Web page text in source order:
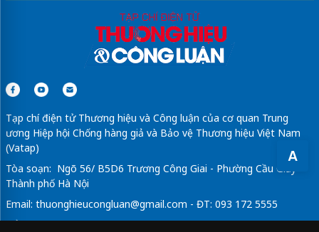
A
Tạp chí điện tử Thương hiệu và Công luận của cơ quan Trung
ương Hiệp hội Chống hàng giả và Bảo vệ Thương hiệu Việt Nam
(Vatap)
Tòa soạn: Ngõ 56/ B5D6 Trương Công Giai - Phường Cầu Giấy -
Thành phố Hà Nội
Email: thuonghieucongluan@gmail.com - ĐT: 093 172 5555
Tổng Biên Tập: Vũ Đức Thuận